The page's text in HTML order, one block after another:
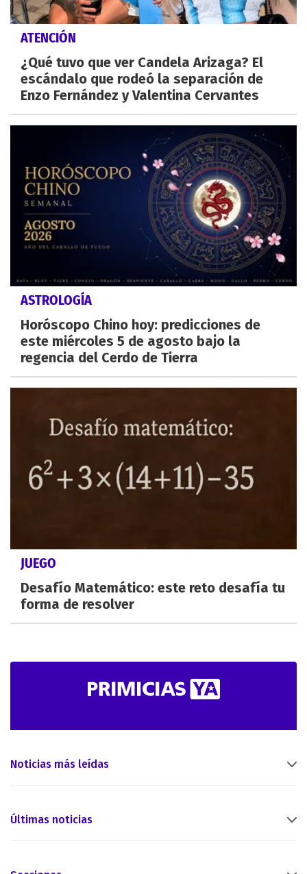
ATENCIÓN
¿Qué tuvo que ver Candela Arizaga? El
escándalo que rodeó la separación de
Enzo Fernández y Valentina Cervantes
ASTROLOGÍA
Horóscopo Chino hoy: predicciones de
este miércoles 5 de agosto bajo la
regencia del Cerdo de Tierra
JUEGO
Desafío Matemático: este reto desafía tu
forma de resolver
Noticias más leídas
Últimas noticias